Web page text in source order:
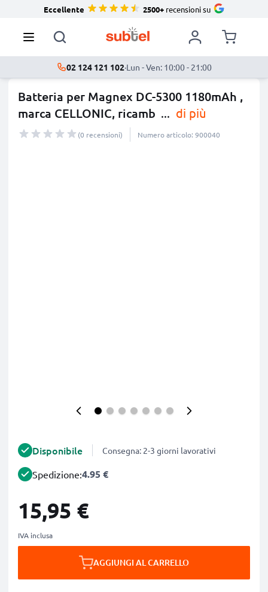
Eccellente 2500+recensioni su
02 124 121 102·Lun - Ven: 10:00 - 21:00
Batteria per Magnex DC-5300 1180mAh ,
marca CELLONIC, ricamb ... di più
(0 recensioni) Numero articolo: 900040
Disponibile Consegna: 2-3 giorni lavorativi
Spedizione:4.95 €
15,95 €
IVA inclusa
AGGIUNGI AL CARRELLO